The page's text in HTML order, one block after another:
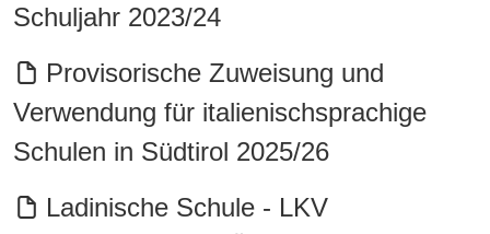
Schuljahr 2023/24
Provisorische Zuweisung und
Verwendung für italienischsprachige
Schulen in Südtirol 2025/26
Ladinische Schule - LKV